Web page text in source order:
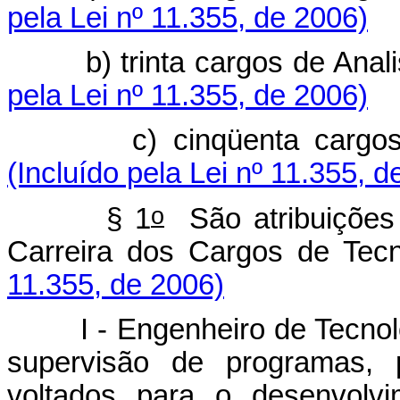
pela Lei nº 11.355, de 2006)
b) trinta cargos de
pela Lei nº 11.355, de 2006)
c) cinqüenta cargos de
(Incluído pela Lei nº 11.355,
§ 1o
São
Carreira dos Cargos de
11.355, de 2006)
I - Engenheiro de
supervisão de